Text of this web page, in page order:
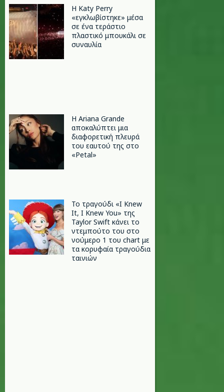
H Katy Perry
«εγκλωβίστηκε» μέσα
σε ένα τεράστιο
πλαστικό μπουκάλι σε
συναυλία
Η Ariana Grande
αποκαλύπτει μια
διαφορετική πλευρά
του εαυτού της στο
«Petal»
Το τραγούδι «I Knew
It, I Knew You» της
Taylor Swift κάνει το
ντεμπούτο του στο
νούμερο 1 του chart με
τα κορυφαία τραγούδια
ταινιών